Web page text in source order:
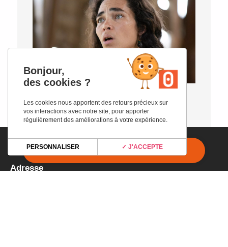
ACCUEIL PROGRAMMATION
SODOME MA
DOUCE
Adresse
Bonjour,
des cookies ?
Les cookies nous apportent des retours précieux sur
vos interactions avec notre site, pour apporter
régulièrement des améliorations à votre expérience.
✓ J'ACCEPTE
PERSONNALISER